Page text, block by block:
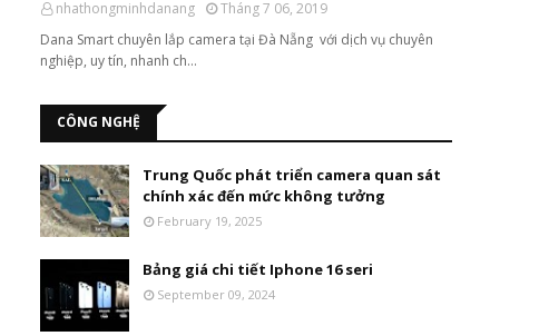
nhathongminhdanang
Tháng 7 06, 2019
Dana Smart chuyên lắp camera tại Đà Nẵng với dịch vụ chuyên
nghiệp, uy tín, nhanh ch…
CÔNG NGHỆ
Trung Quốc phát triển camera quan sát
chính xác đến mức không tưởng
February 19, 2025
Bảng giá chi tiết Iphone 16 seri
September 09, 2024